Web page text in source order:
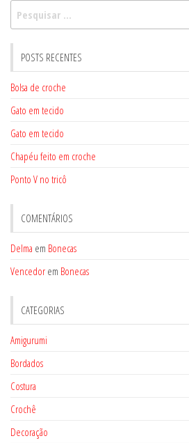
Pesquisar
por:
POSTS RECENTES
Bolsa de croche
Gato em tecido
Gato em tecido
Chapéu feito em croche
Ponto V no tricô
COMENTÁRIOS
Delma em Bonecas
Vencedor em Bonecas
CATEGORIAS
Amigurumi
Bordados
Costura
Crochê
Decoração